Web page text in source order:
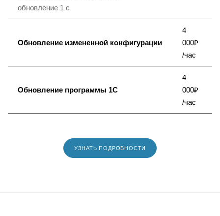
обновление 1 с
Обновление измененной конфигурации
4
000₽
/час
Обновление программы 1С
4
000₽
/час
УЗНАТЬ ПОДРОБНОСТИ